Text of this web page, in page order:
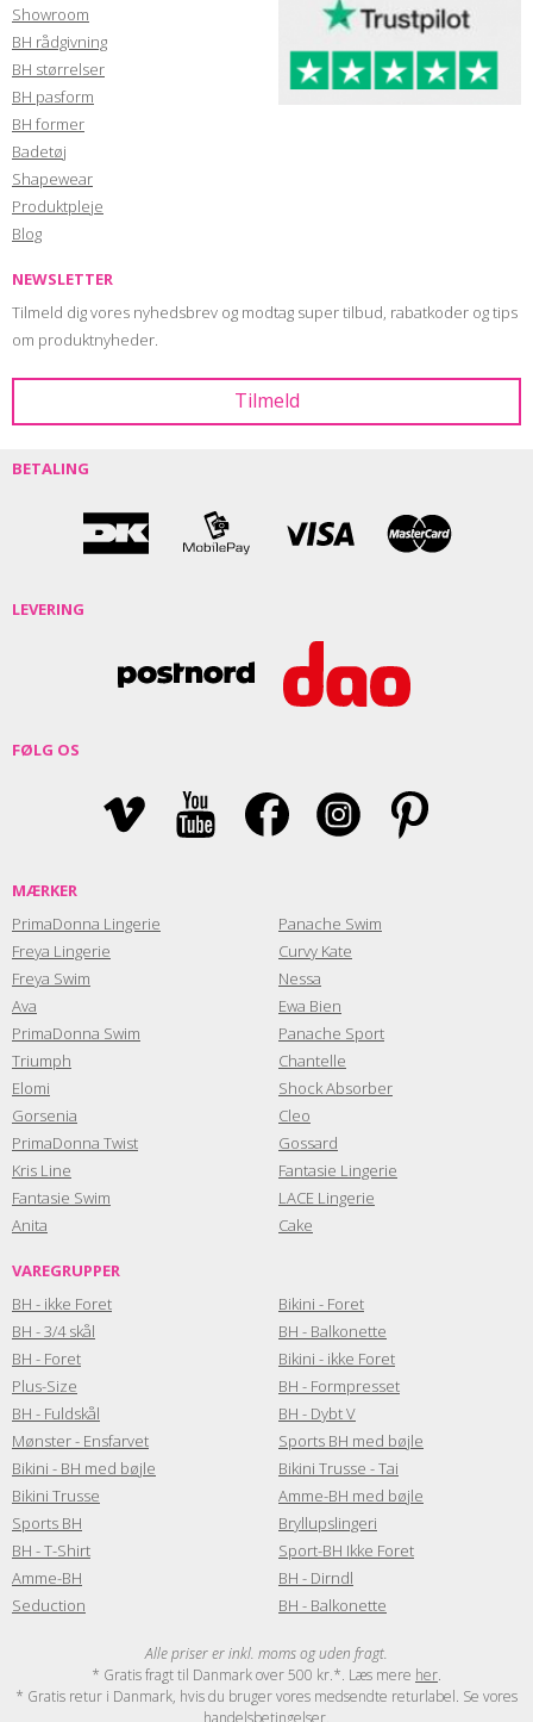
Showroom
BH rådgivning
BH størrelser
BH pasform
BH former
Badetøj
Shapewear
Produktpleje
Blog
NEWSLETTER
Tilmeld dig vores nyhedsbrev og modtag super tilbud, rabatkoder og tips
om produktnyheder.
BETALING
LEVERING
FØLG OS
MÆRKER
PrimaDonna Lingerie
Freya Lingerie
Freya Swim
Ava
PrimaDonna Swim
Triumph
Elomi
Gorsenia
PrimaDonna Twist
Kris Line
Fantasie Swim
Anita
Panache Swim
Curvy Kate
Nessa
Ewa Bien
Panache Sport
Chantelle
Shock Absorber
Cleo
Gossard
Fantasie Lingerie
LACE Lingerie
Cake
VAREGRUPPER
BH - ikke Foret
BH - 3/4 skål
BH - Foret
Plus-Size
BH - Fuldskål
Mønster - Ensfarvet
Bikini - BH med bøjle
Bikini Trusse
Sports BH
BH - T-Shirt
Amme-BH
Seduction
Bikini - Foret
BH - Balkonette
Bikini - ikke Foret
BH - Formpresset
BH - Dybt V
Sports BH med bøjle
Bikini Trusse - Tai
Amme-BH med bøjle
Bryllupslingeri
Sport-BH Ikke Foret
BH - Dirndl
BH - Balkonette
Alle priser er inkl. moms og uden fragt.
* Gratis fragt til Danmark over 500 kr.*. Læs mere her.
* Gratis retur i Danmark, hvis du bruger vores medsendte returlabel. Se vores